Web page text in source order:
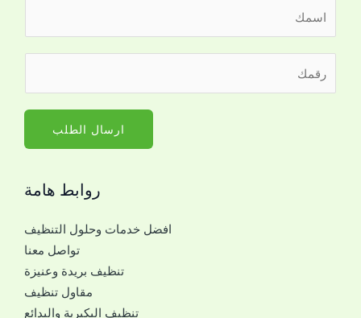
م
ارسال الطلب
روابط هامة
افضل خدمات وحلول التنظيف
تواصل معنا
تنظيف بريدة وعنيزة
مقاول تنظيف
تنظيف البكيرية والبدائع